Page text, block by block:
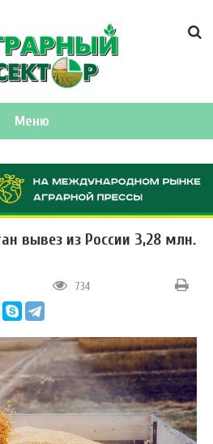
Меню
вывез из России 3,28 млн.
734